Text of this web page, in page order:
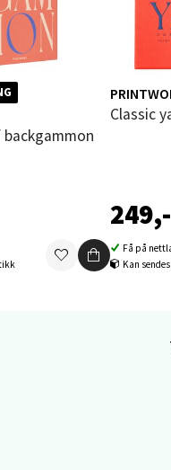
Classic
249,-
Få på
Kan
Sandvika -
Åpent i dag 10-21
0 i butikk
Bergen - Thon
Sartorvegen 12, 5353
Åpent i dag 10-21
Trondheim -